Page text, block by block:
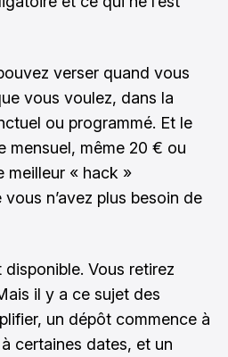
verser quand vous
vous voulez, dans la
ou programmé. Et le
mensuel, même 20 € ou
meilleur « hack »
vous n’avez plus besoin de
disponible. Vous retirez
il y a ce sujet des
un dépôt commence à
certaines dates, et un